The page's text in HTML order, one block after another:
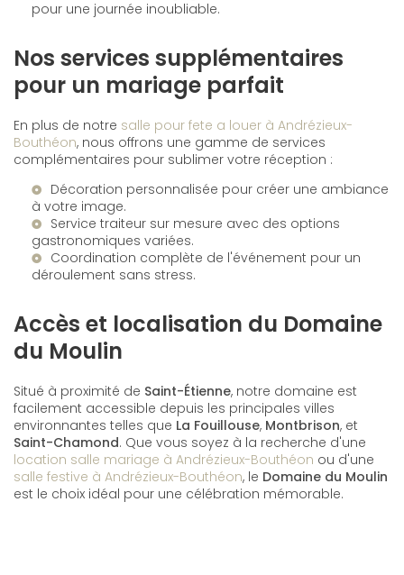
pour une journée inoubliable.
Nos services supplémentaires
pour un mariage parfait
En plus de notre salle pour fete a louer à Andrézieux-
Bouthéon, nous offrons une gamme de services
complémentaires pour sublimer votre réception :
Décoration personnalisée pour créer une ambiance
à votre image.
Service traiteur sur mesure avec des options
gastronomiques variées.
Coordination complète de l'événement pour un
déroulement sans stress.
Accès et localisation du Domaine
du Moulin
Situé à proximité de Saint-Étienne, notre domaine est
facilement accessible depuis les principales villes
environnantes telles que La Fouillouse, Montbrison, et
Saint-Chamond. Que vous soyez à la recherche d'une
location salle mariage à Andrézieux-Bouthéon ou d'une
salle festive à Andrézieux-Bouthéon, le Domaine du Moulin
est le choix idéal pour une célébration mémorable.